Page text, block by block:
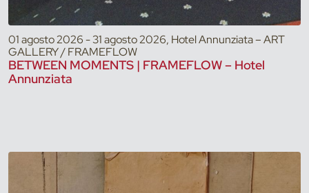
01 agosto 2026 - 31 agosto 2026, Hotel Annunziata – ART
GALLERY / FRAMEFLOW
BETWEEN MOMENTS | FRAMEFLOW – Hotel
Annunziata